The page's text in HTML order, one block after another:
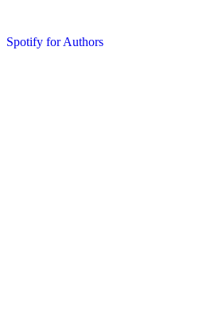
Spotify for Authors